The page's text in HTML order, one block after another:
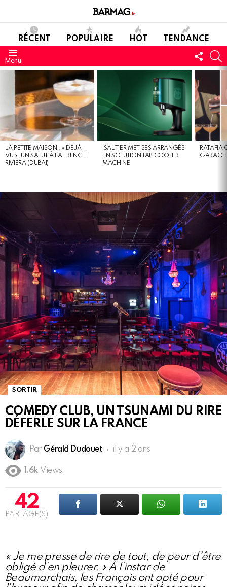
RÉCENT POPULAIRE HOT TENDANCE
Menu
NOUS
DERNIERS
LA PETITE MAISON : « DÉJÀ
VU », UN SALUT À LA FRENCH
RIVIERA (DUBAI)
ISAUTIER MET SES ARRANGÉS
EN SOLUTION TAP COOLER
MACHINE
RATAFIA
GARAGE
SORTIR
COMEDY CLUB, UN TSUNAMI DU RIRE
DÉFERLE SUR LA FRANCE
Par Gérald Dudouet il y a 2 ans
1.6k Views
42
PARTAGE(S)
« Je me presse de rire de tout, de peur d’être
obligé d’en pleurer. » À l’instar de
Beaumarchais, les Français ont opté pour